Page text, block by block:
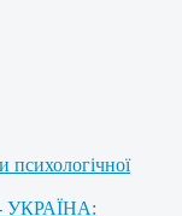
психологічної